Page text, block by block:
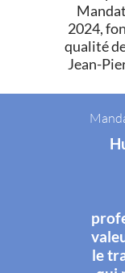
2024,
qualité
Jean-
le